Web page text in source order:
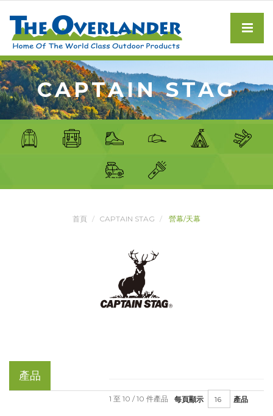
CAPTAIN STAG
首頁 CAPTAIN STAG 營幕/天幕
產品
每頁顯示 產品
1 至 10 / 10 件產品